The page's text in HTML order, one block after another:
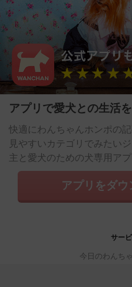
アプリで愛犬との生活を
快適にわんちゃんホンポの記
見やすいカテゴリでみたい
主と愛犬のための犬専用アプ
アプリをダ
サー
今日のわんち